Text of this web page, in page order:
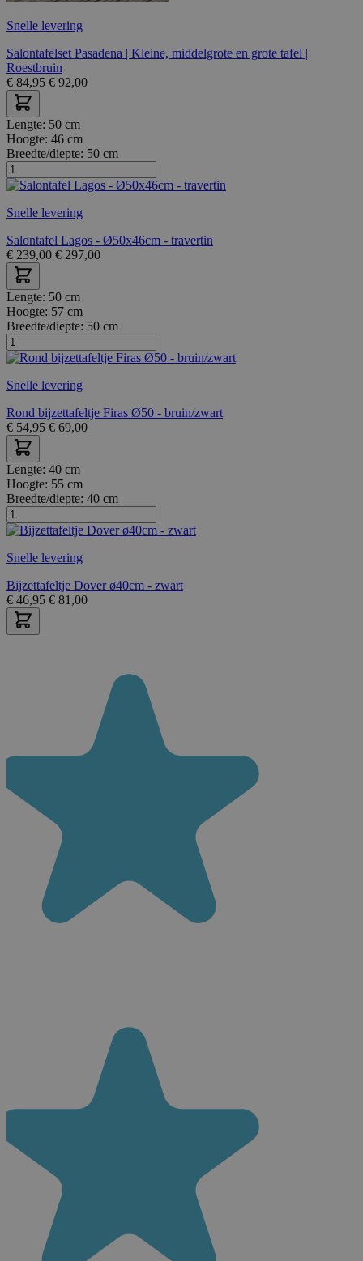
Snelle levering
Salontafelset Pasadena | Kleine, middelgrote en grote tafel |
Roestbruin
€ 84,95 € 92,00
Lengte: 50 cm
Hoogte: 46 cm
Breedte/diepte: 50 cm
Snelle levering
Salontafel Lagos - Ø50x46cm - travertin
€ 239,00 € 297,00
Lengte: 50 cm
Hoogte: 57 cm
Breedte/diepte: 50 cm
Snelle levering
Rond bijzettafeltje Firas Ø50 - bruin/zwart
€ 54,95 € 69,00
Lengte: 40 cm
Hoogte: 55 cm
Breedte/diepte: 40 cm
Snelle levering
Bijzettafeltje Dover ø40cm - zwart
€ 46,95 € 81,00